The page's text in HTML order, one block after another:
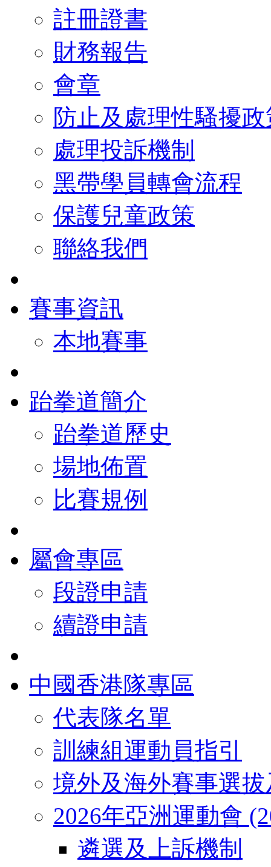
註冊證書
財務報告
會章
防止及處理性騷擾
處理投訴機制
黑帶學員轉會流程
保護兒童政策
聯絡我們
賽事資訊
本地賽事
跆拳道簡介
跆拳道歷史
場地佈置
比賽規例
屬會專區
段證申請
續證申請
中國香港隊專區
代表隊名單
訓練組運動員指引
境外及海外賽事選
2026年亞洲運動會
遴選及上訴機制